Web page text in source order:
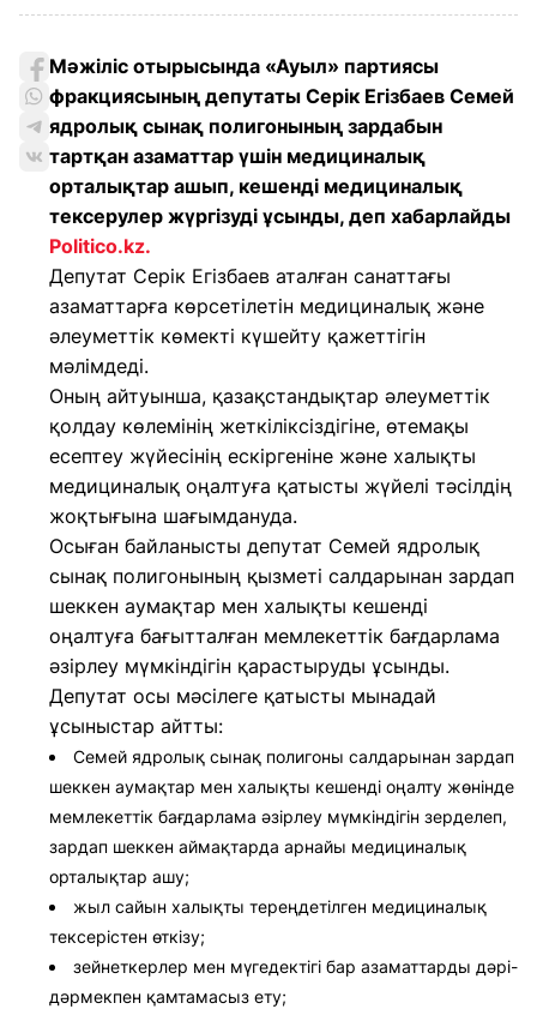
Мәжіліс отырысында «Ауыл» партиясы
фракциясының депутаты Серік Егізбаев Семей
ядролық сынақ полигонының зардабын
тартқан азаматтар үшін медициналық
орталықтар ашып, кешенді медициналық
тексерулер жүргізуді ұсынды, деп хабарлайды
Politico.kz.
Депутат Серік Егізбаев аталған санаттағы
азаматтарға көрсетілетін медициналық және
әлеуметтік көмекті күшейту қажеттігін
мәлімдеді.
Оның айтуынша, қазақстандықтар әлеуметтік
қолдау көлемінің жеткіліксіздігіне, өтемақы
есептеу жүйесінің ескіргеніне және халықты
медициналық оңалтуға қатысты жүйелі тәсілдің
жоқтығына шағымдануда.
Осыған байланысты депутат Семей ядролық
сынақ полигонының қызметі салдарынан зардап
шеккен аумақтар мен халықты кешенді
оңалтуға бағытталған мемлекеттік бағдарлама
әзірлеу мүмкіндігін қарастыруды ұсынды.
Депутат осы мәсілеге қатысты мынадай
ұсыныстар айтты:
Семей ядролық сынақ полигоны салдарынан зардап
шеккен аумақтар мен халықты кешенді оңалту жөнінде
мемлекеттік бағдарлама әзірлеу мүмкіндігін зерделеп,
зардап шеккен аймақтарда арнайы медициналық
орталықтар ашу;
жыл сайын халықты тереңдетілген медициналық
тексерістен өткізу;
зейнеткерлер мен мүгедектігі бар азаматтарды дәрі-
дәрмекпен қамтамасыз ету;